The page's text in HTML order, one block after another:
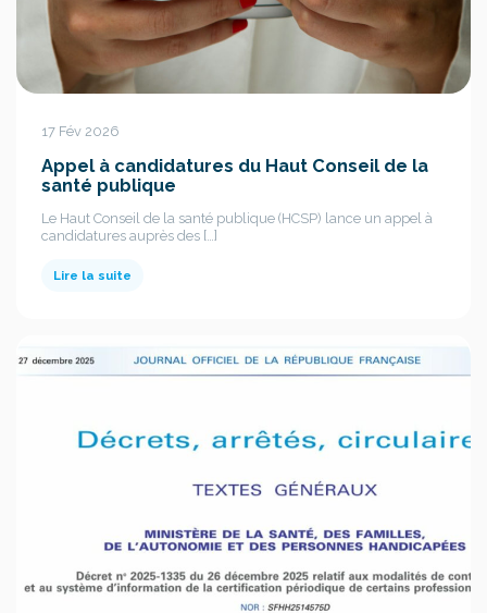
17 Fév 2026
Appel à candidatures du Haut Conseil de la
santé publique
Le Haut Conseil de la santé publique (HCSP) lance un appel à
candidatures auprès des […]
Lire la suite